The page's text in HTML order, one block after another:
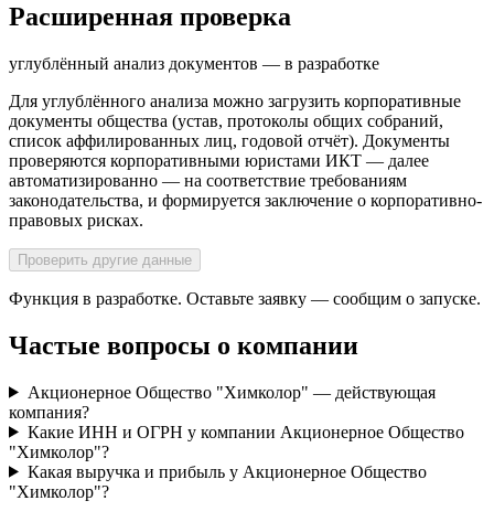
Расширенная проверка
углублённый анализ документов — в разработке
Для углублённого анализа можно загрузить корпоративные
документы общества (устав, протоколы общих собраний,
список аффилированных лиц, годовой отчёт). Документы
проверяются корпоративными юристами ИКТ — далее
автоматизированно — на соответствие требованиям
законодательства, и формируется заключение о корпоративно-
правовых рисках.
Проверить другие данные
Функция в разработке. Оставьте заявку — сообщим о запуске.
Частые вопросы о компании
Акционерное Общество "Химколор" — действующая
компания?
Какие ИНН и ОГРН у компании Акционерное Общество
"Химколор"?
Какая выручка и прибыль у Акционерное Общество
"Химколор"?